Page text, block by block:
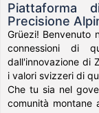
Piattaforma
Precisione
Grüezi! Benvenuto
connessioni di
dall'innovazione di
i valori svizzeri di
Che tu sia nel
comunità montane